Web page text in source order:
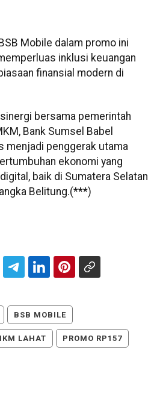
Mobile dalam promo ini
inklusi keuangan
finansial modern di
bersama pemerintah
Bank Sumsel Babel
menjadi penggerak utama
ekonomi yang
baik di Sumatera Selatan
Belitung.(***)
BSB MOBILE
LAHAT PROMO RP157